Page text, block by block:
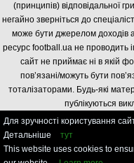
(принципів) відповідальної
негайно зверніться до
може бути джерелом доходів
ресурс football.ua не проводить
сайт не приймає ні в якій
пов’язані/можуть бути
тоталізаторами. Будь-які
публікуються
Для зручності користування
Детальніше
тут
This website uses cookies to